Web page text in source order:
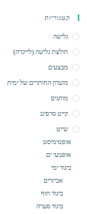
קטגוריות
גלישה
חולצת גלישה (לייקרה)
מבצעים
מועדון החותרים של ימית
מותגים
קייט סרפינג
שייט
אופטימיסט
אופנועי ים
ביגוד ימי
אביזרים
ביגוד חוף
ביגוד סערה